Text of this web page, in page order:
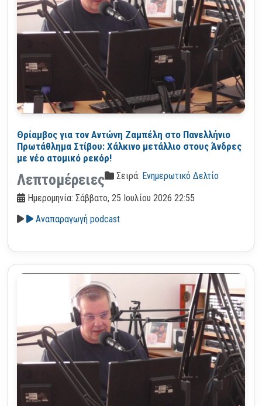
Θρίαμβος για τον Αντώνη Ζαμπέλη στο Πανελλήνιο
Πρωτάθλημα Στίβου: Χάλκινο μετάλλιο στους Άνδρες
με νέο ατομικό ρεκόρ!
Λεπτομέρειες Σειρά: Ενημερωτικό Δελτίο
Ημερομηνία: Σάββατο, 25 Ιουλίου 2026 22:55
Αναπαραγωγή podcast